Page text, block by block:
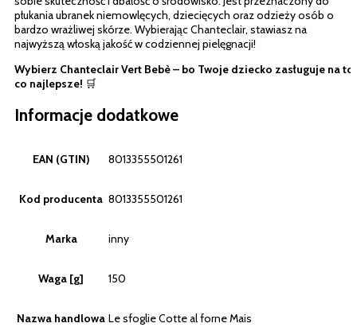
płukania ubranek niemowlęcych, dziecięcych oraz odzieży osób o
bardzo wrażliwej skórze. Wybierając Chanteclair, stawiasz na
najwyższą włoską jakość w codziennej pielęgnacji!
Wybierz Chanteclair Vert Bebè – bo Twoje dziecko zasługuje na to,
co najlepsze! 🛒
Informacje dodatkowe
EAN (GTIN) 8013355501261
Kod producenta 8013355501261
Marka inny
Waga [g] 150
Nazwa handlowa Le sfoglie Cotte al forne Mais